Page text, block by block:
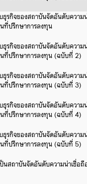
รกิจของสถาบันจัดอันดับความ
ที่ปรึกษาการลงทุน
รกิจของสถาบันจัดอันดับความ
ที่ปรึกษาการลงทุน (ฉบับที่ 2)
รกิจของสถาบันจัดอันดับความ
ที่ปรึกษาการลงทุน (ฉบับที่ 3)
รกิจของสถาบันจัดอันดับความ
ที่ปรึกษาการลงทุน (ฉบับที่ 4)
รกิจของสถาบันจัดอันดับความ
ที่ปรึกษาการลงทุน (ฉบับที่ 5)
นสถาบันจัดอันดับความน่าเชื่อถื